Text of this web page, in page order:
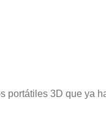
portátiles 3D que ya